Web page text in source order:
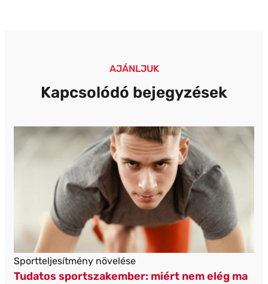
AJÁNLJUK
Kapcsolódó bejegyzések
Sportteljesítmény növelése
Tudatos sportszakember: miért nem elég ma